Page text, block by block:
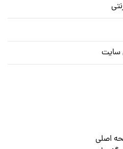
اصلی